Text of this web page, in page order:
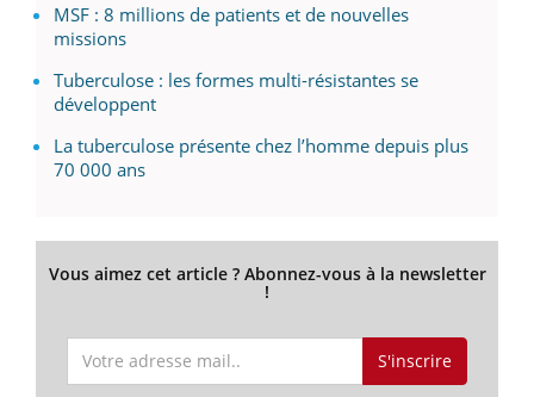
MSF : 8 millions de patients et de nouvelles
missions
Tuberculose : les formes multi-résistantes se
développent
La tuberculose présente chez l’homme depuis plus
70 000 ans
Vous aimez cet article ? Abonnez-vous à la newsletter
!
S'inscrire